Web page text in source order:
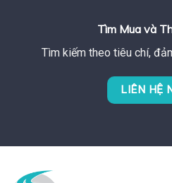
Tìm Mua và
Tìm kiếm theo tiêu chí,
LIÊN HỆ